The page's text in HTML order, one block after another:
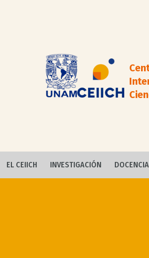
EL CEIICH INVESTIGACIÓN DOCENCIA